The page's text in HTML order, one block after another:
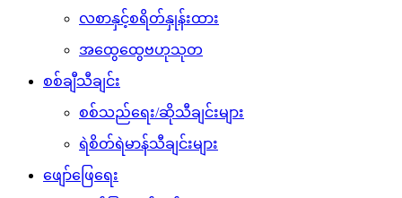
လစာနှင့်စရိတ်နှုန်းထား
အထွေထွေဗဟုသုတ
စစ်ချီသီချင်း
စစ်သည်ရေး/ဆိုသီချင်းများ
ရဲစိတ်ရဲမာန်သီချင်းများ
ဖျော်ဖြေရေး